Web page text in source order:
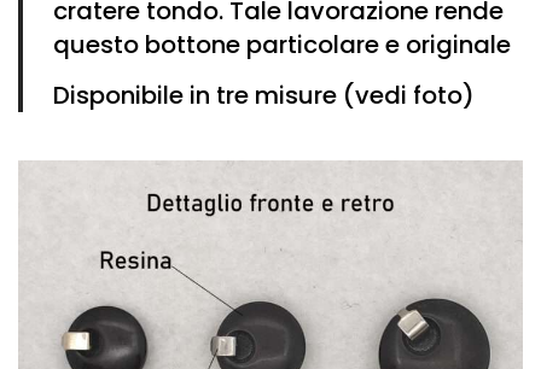
cratere tondo. Tale lavorazione rende
questo bottone particolare e originale
Disponibile in tre misure (vedi foto)